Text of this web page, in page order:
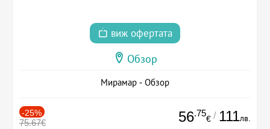
виж офертата
Обзор
Мирамар - Обзор
-25%
75.67€ 56.75
€ / 111лв.